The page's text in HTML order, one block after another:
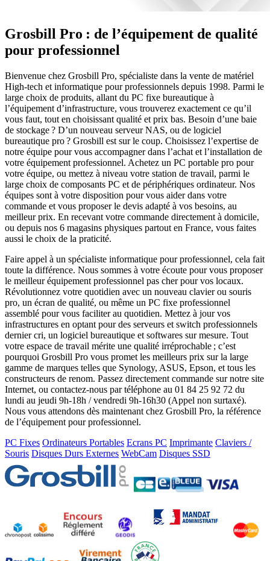
Grosbill Pro : de l’équipement de qualité
pour professionnel
Bienvenue chez Grosbill Pro, spécialiste dans la vente de matériel
High-tech et informatique pour professionnels depuis 1998. Parmi le
large choix de produits, allant du PC fixe bureautique à
l’équipement d’infrastructure, vous trouverez exactement ce qu’il
vous faut, tout en choisissant qualité et prix bas. Besoin d’une baie
de stockage ? D’un nouveau serveur NAS, ou de logiciel
bureautique pro ? Grosbill est sur le coup. Choisissez l’expertise de
notre équipe pour vous accompagner dans l’achat et l’installation de
votre équipement professionnel. Achetez un PC portable pro pour
votre équipe, ou mettez à niveau votre station de travail, parmi le
large choix de composants PC et de périphériques ordinateur. Nos
équipes sont à votre disposition pour vous aider dans votre
commande et vous proposer le devis adapté à vos besoins, au
meilleur prix. En recevant votre commande directement à domicile,
ou depuis nos 6 magasins physiques partout en France, vous faites
aussi le choix de la praticité.
Faire appel à un spécialiste informatique pour professionnel, cela fait
toute la différence. Nous sommes à votre écoute pour vous proposer
le meilleur équipement professionnel pas cher pour vos locaux.
Révolutionnez votre quotidien avec un nouveau clavier ou souris
pro, un écran de qualité, ou même un PC fixe professionnel
assemblé pour vous faciliter au quotidien. Mettez à jour vos
infrastructures en optant pour des serveurs et switch professionnels
dernier cri, un logiciel bureautique et softwares sur mesure. Tout
votre espace de travail mérite une qualité irréprochable ; c’est
pourquoi Grosbill Pro vous promet les meilleurs prix sur la large
gamme de marques telles que Synology, ASUS, Epson, et tous les
constructeurs de renom. Passez directement commande sur notre site
Internet, ou contactez-nous par téléphone au 01 84 25 92 72 du
lundi au jeudi 9h-18h / vendredi 9h-16h30 (Appel non surtaxé).
Nous vous attendons dès maintenant chez Grosbill Pro, la référence
de l’équipement pour professionnel.
PC Fixes Ordinateurs Portables Ecrans PC Imprimante Claviers /
Souris Disques Durs Externes WebCam Disques SSD